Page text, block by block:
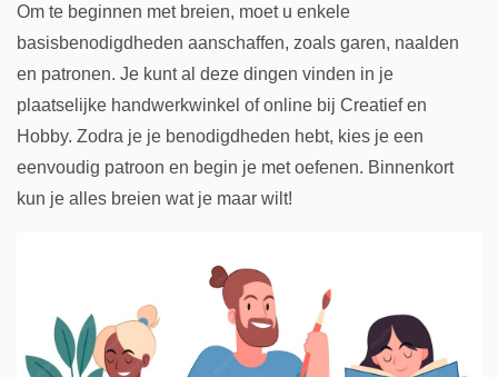
Om te beginnen met breien, moet u enkele
basisbenodigdheden aanschaffen, zoals garen, naalden
en patronen. Je kunt al deze dingen vinden in je
plaatselijke handwerkwinkel of online bij Creatief en
Hobby. Zodra je je benodigdheden hebt, kies je een
eenvoudig patroon en begin je met oefenen. Binnenkort
kun je alles breien wat je maar wilt!